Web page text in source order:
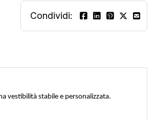
Condividi:
vestibilità stabile e personalizzata.